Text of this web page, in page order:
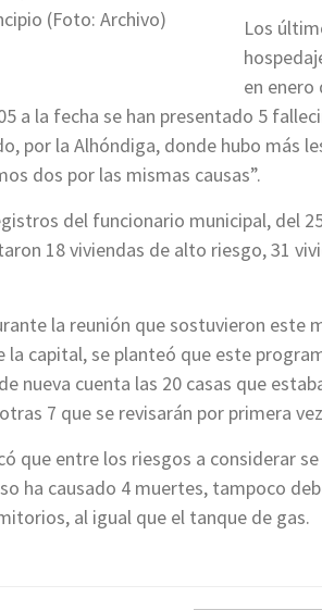
(Foto: Archivo)
Los
en enero
a la fecha se han presentado 5
por la Alhóndiga, donde hubo más
dos por las mismas causas”.
del funcionario municipal, del
18 viviendas de alto riesgo, 31
la reunión que sostuvieron este
la capital, se planteó que este
nueva cuenta las 20 casas que
7 que se revisarán por primera
que entre los riesgos a considerar
ha causado 4 muertes, tampoco
al igual que el tanque de gas.